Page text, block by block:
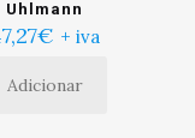
Uhlmann
€ + iva
Adicionar